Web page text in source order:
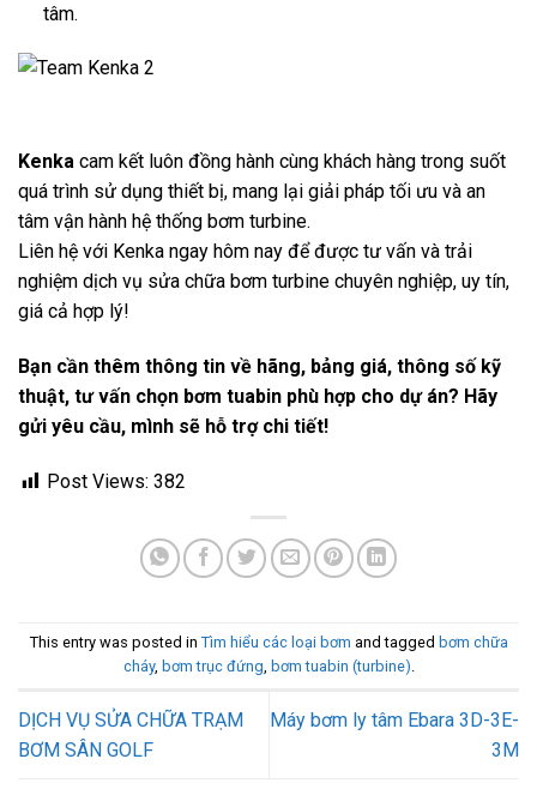
tâm.
Kenka cam kết luôn đồng hành cùng khách hàng trong suốt
quá trình sử dụng thiết bị, mang lại giải pháp tối ưu và an
tâm vận hành hệ thống bơm turbine.
Liên hệ với Kenka ngay hôm nay để được tư vấn và trải
nghiệm dịch vụ sửa chữa bơm turbine chuyên nghiệp, uy tín,
giá cả hợp lý!
Bạn cần thêm thông tin về hãng, bảng giá, thông số kỹ
thuật, tư vấn chọn bơm tuabin phù hợp cho dự án? Hãy
gửi yêu cầu, mình sẽ hỗ trợ chi tiết!
Post Views: 382
This entry was posted in Tìm hiểu các loại bơm and tagged bơm chữa
cháy, bơm trục đứng, bơm tuabin (turbine).
DỊCH VỤ SỬA CHỮA TRẠM
BƠM SÂN GOLF
Máy bơm ly tâm Ebara 3D-3E-
3M